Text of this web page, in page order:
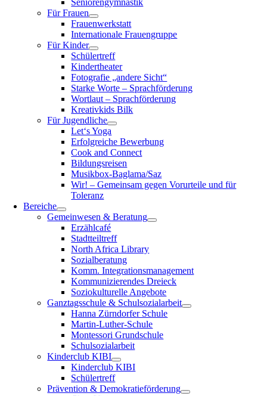
Seniorengymnastik
Für Frauen
Frauenwerkstatt
Internationale Frauengruppe
Für Kinder
Schülertreff
Kindertheater
Fotografie „andere Sicht“
Starke Worte – Sprachförderung
Wortlaut – Sprachförderung
Kreativkids Bilk
Für Jugendliche
Let‘s Yoga
Erfolgreiche Bewerbung
Cook and Connect
Bildungsreisen
Musikbox-Baglama/Saz
Wir! – Gemeinsam gegen Vorurteile und für
Toleranz
Bereiche
Gemeinwesen & Beratung
Erzählcafé
Stadtteiltreff
North Africa Library
Sozialberatung
Komm. Integrationsmanagement
Kommunizierendes Dreieck
Soziokulturelle Angebote
Ganztagsschule & Schulsozialarbeit
Hanna Zürndorfer Schule
Martin-Luther-Schule
Montessori Grundschule
Schulsozialarbeit
Kinderclub KIBI
Kinderclub KIBI
Schülertreff
Prävention & Demokratieförderung